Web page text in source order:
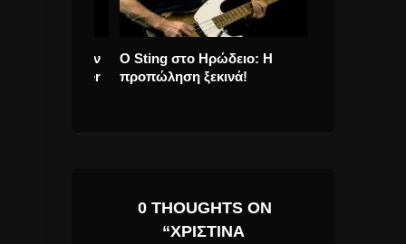
O Sting στο Ηρώδειο: Η
προπώληση ξεκινά!
0 THOUGHTS ON
“ΧΡΙΣΤΊΝΑ